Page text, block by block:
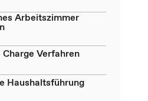
Arbeitszimmer
Charge Verfahren
Haushaltsführung